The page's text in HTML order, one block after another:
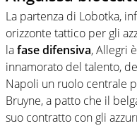
La partenza di Lobotka,
orizzonte tattico per gli
lafase difensiva, Allegri
innamorato del talento,
Napoli un ruolo centrale
Bruyne, a patto che il
suo contratto con gli